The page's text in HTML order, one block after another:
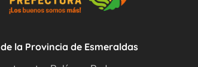
la Provincia de Esmeraldas